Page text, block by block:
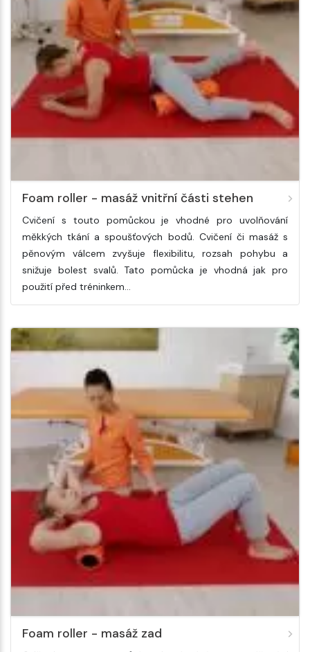
Foam roller - masáž vnitřní části stehen
Cvičení s touto pomůckou je vhodné pro uvolňování
měkkých tkání a spoušťových bodů. Cvičení či masáž s
pěnovým válcem zvyšuje flexibilitu, rozsah pohybu a
snižuje bolest svalů. Tato pomůcka je vhodná jak pro
použití před tréninkem…
Foam roller - masáž zad